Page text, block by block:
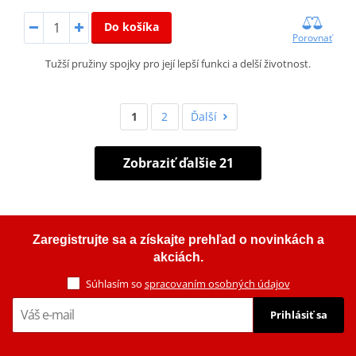
Do košíka
Porovnať
Tužší pružiny spojky pro její lepší funkci a delší životnost.
1 2 Ďalší
Zobraziť ďalšie 21
Zaregistrujte sa a získajte prehľad o novinkách a
akciách.
Súhlasím so spracovaním osobných údajov
Prihlásiť sa